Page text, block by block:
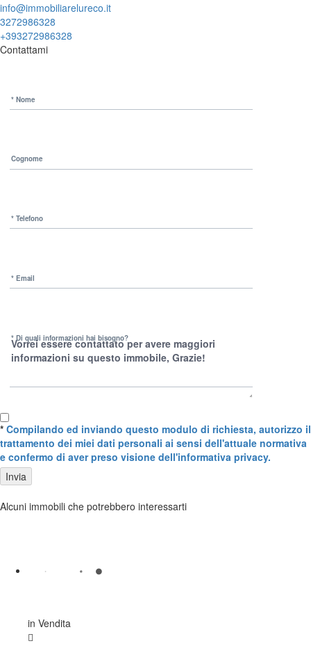
info@immobiliarelureco.it
3272986328
+393272986328
Contattami
* Nome
Cognome
* Telefono
* Email
* Di quali informazioni hai bisogno?
* Compilando ed inviando questo modulo di richiesta, autorizzo il
trattamento dei miei dati personali ai sensi dell'attuale normativa
e confermo di aver preso visione dell'informativa privacy.
Invia
Alcuni immobili che potrebbero interessarti
in Vendita